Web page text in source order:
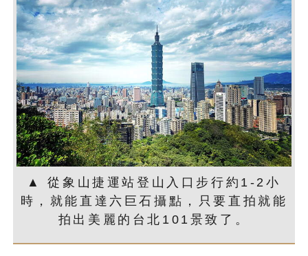
▲ 從象山捷運站登山入口步行約1-2小
時，就能直達六巨石攝點，只要直拍就能
拍出美麗的台北101景致了。